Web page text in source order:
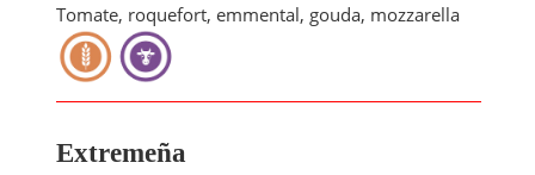
Tomate, roquefort, emmental, gouda, mozzarella
Extremeña